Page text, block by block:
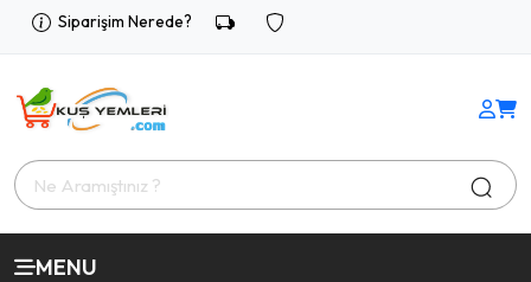
Siparişim Nerede?
MENU